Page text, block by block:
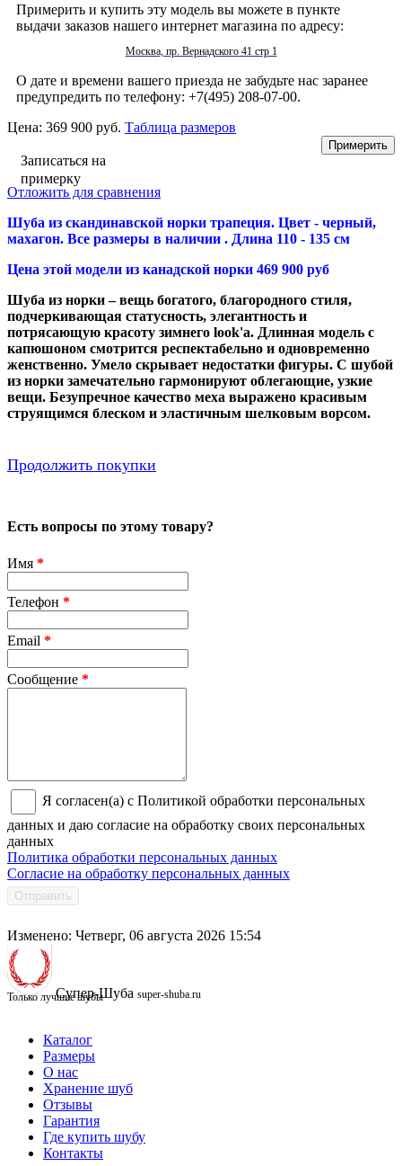
Примерить и купить эту модель вы можете в пункте
выдачи заказов нашего интернет магазина по адресу:
Москва, пр. Вернадского 41 стр 1
О дате и времени вашего приезда не забудьте нас заранее
предупредить по телефону: +7(495) 208-07-00.
Цена: 369 900 руб. Таблица размеров
Записаться на
примерку
Отложить для сравнения
Шуба из скандинавской норки трапеция. Цвет - черный,
махагон. Все размеры в наличии . Длина 110 - 135 см
Цена этой модели из канадской норки 469 900 руб
Шуба из норки – вещь богатого, благородного стиля,
подчеркивающая статусность, элегантность и
потрясающую красоту зимнего look'а. Длинная модель с
капюшоном смотрится респектабельно и одновременно
женственно. Умело скрывает недостатки фигуры. С шубой
из норки замечательно гармонируют облегающие, узкие
вещи. Безупречное качество меха выражено красивым
струящимся блеском и эластичным шелковым ворсом.
Продолжить покупки
Есть вопросы по этому товару?
Имя *
Телефон *
Email *
Сообщение *
Я согласен(а) с Политикой обработки персональных
данных и даю согласие на обработку своих персональных
данных
Политика обработки персональных данных
Согласие на обработку персональных данных
Отправить
Изменено: Четверг, 06 августа 2026 15:54
Супер-Шуба super-shuba.ru
Только лучшие шубы
Каталог
Размеры
О нас
Хранение шуб
Отзывы
Гарантия
Где купить шубу
Контакты